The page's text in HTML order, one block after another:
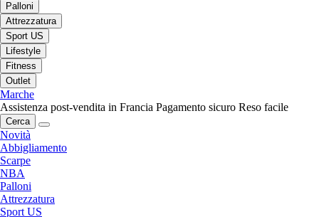
Palloni
Attrezzatura
Sport US
Lifestyle
Fitness
Outlet
Marche
Assistenza post-vendita in Francia Pagamento sicuro Reso facile
Cerca
Novità
Abbigliamento
Scarpe
NBA
Palloni
Attrezzatura
Sport US